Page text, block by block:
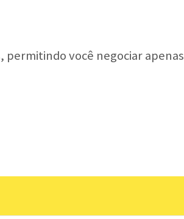
permitindo você negociar apenas